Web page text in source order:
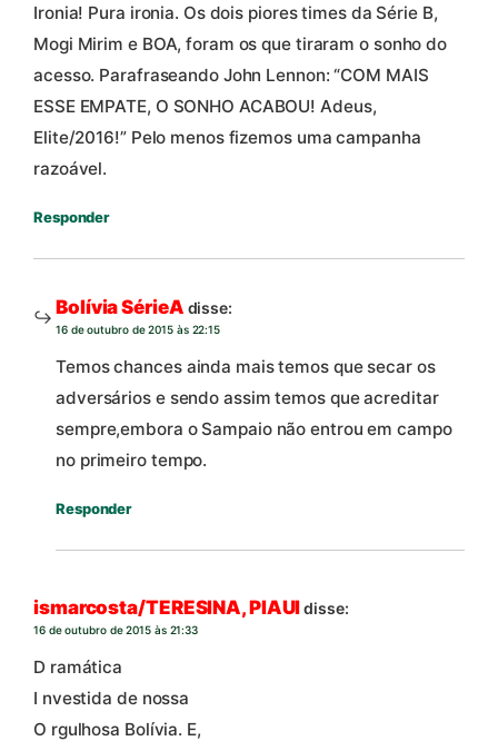
Ironia! Pura ironia. Os dois piores times da Série B,
Mogi Mirim e BOA, foram os que tiraram o sonho do
acesso. Parafraseando John Lennon: “COM MAIS
ESSE EMPATE, O SONHO ACABOU! Adeus,
Elite/2016!” Pelo menos fizemos uma campanha
razoável.
Responder
Bolívia SérieA disse:
16 de outubro de 2015 às 22:15
Temos chances ainda mais temos que secar os
adversários e sendo assim temos que acreditar
sempre,embora o Sampaio não entrou em campo
no primeiro tempo.
Responder
ismarcosta/TERESINA, PIAUIdisse:
16 de outubro de 2015 às 21:33
D ramática
I nvestida de nossa
O rgulhosa Bolívia. E,